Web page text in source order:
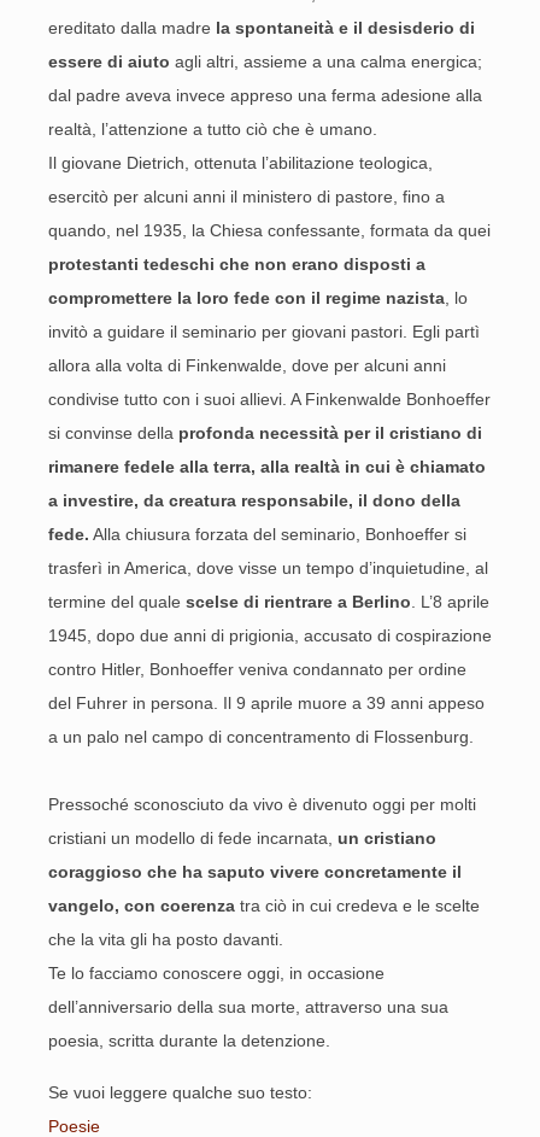
ereditato dalla madre la spontaneità e il desisderio di
essere di aiuto agli altri, assieme a una calma energica;
dal padre aveva invece appreso una ferma adesione alla
realtà, l’attenzione a tutto ciò che è umano.
Il giovane Dietrich, ottenuta l’abilitazione teologica,
esercitò per alcuni anni il ministero di pastore, fino a
quando, nel 1935, la Chiesa confessante, formata da quei
protestanti tedeschi che non erano disposti a
compromettere la loro fede con il regime nazista , lo
invitò a guidare il seminario per giovani pastori. Egli partì
allora alla volta di Finkenwalde, dove per alcuni anni
condivise tutto con i suoi allievi. A Finkenwalde Bonhoeffer
si convinse della profonda necessità per il cristiano di
rimanere fedele alla terra, alla realtà in cui è chiamato
a investire, da creatura responsabile, il dono della
fede. Alla chiusura forzata del seminario, Bonhoeffer si
trasferì in America, dove visse un tempo d’inquietudine, al
termine del quale scelse di rientrare a Berlino . L’8 aprile
1945, dopo due anni di prigionia, accusato di cospirazione
contro Hitler, Bonhoeffer veniva condannato per ordine
del Fuhrer in persona. Il 9 aprile muore a 39 anni appeso
a un palo nel campo di concentramento di Flossenburg.
Pressoché sconosciuto da vivo è divenuto oggi per molti
cristiani un modello di fede incarnata, un cristiano
coraggioso che ha saputo vivere concretamente il
vangelo, con coerenza tra ciò in cui credeva e le scelte
che la vita gli ha posto davanti.
Te lo facciamo conoscere oggi, in occasione
dell’anniversario della sua morte, attraverso una sua
poesia, scritta durante la detenzione.
Se vuoi leggere qualche suo testo:
Poesie